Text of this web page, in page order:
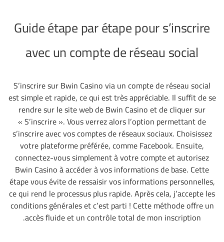
Guide étape par étape pour s’inscrire
avec un compte de réseau social
S’inscrire sur Bwin Casino via un compte de réseau social
est simple et rapide, ce qui est très appréciable. Il suffit de se
rendre sur le site web de Bwin Casino et de cliquer sur
« S’inscrire ». Vous verrez alors l’option permettant de
s’inscrire avec vos comptes de réseaux sociaux. Choisissez
votre plateforme préférée, comme Facebook. Ensuite,
connectez-vous simplement à votre compte et autorisez
Bwin Casino à accéder à vos informations de base. Cette
étape vous évite de ressaisir vos informations personnelles,
ce qui rend le processus plus rapide. Après cela, j’accepte les
conditions générales et c’est parti ! Cette méthode offre un
accès fluide et un contrôle total de mon inscription.